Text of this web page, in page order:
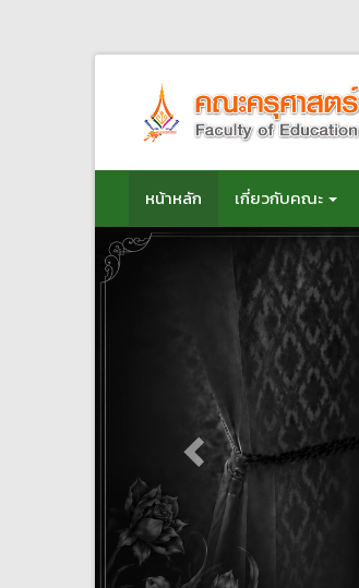
เนื้อหา
หน้าหลัก เกี่ยวกับคณะ
Previous